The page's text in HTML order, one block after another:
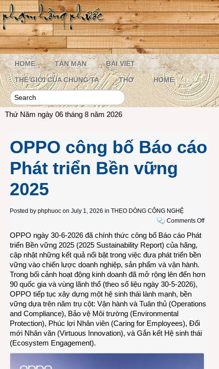
HOME TẢN MẠN BÀI VIẾT
THẾ GIỚI CỦA CHÚNG TA THƠ HOME
Thứ Năm ngày 06 tháng 8 năm 2026
OPPO công bố Báo cáo
Phát triển Bền vững
2025
Posted by phphuoc on July 1, 2026 in THEO DÒNG CÔNG NGHỆ
Comments Offon
Phát
vững
OPPO ngày 30-6-2026 đã chính thức công bố Báo cáo Phát
triển Bền vững 2025 (2025 Sustainability Report) của hãng,
cập nhật những kết quả nổi bật trong việc đưa phát triển bền
vững vào chiến lược doanh nghiệp, sản phẩm và vận hành.
Trong bối cảnh hoạt động kinh doanh đã mở rộng lên đến hơn
90 quốc gia và vùng lãnh thổ (theo số liệu ngày 30-5-2026),
OPPO tiếp tục xây dựng một hệ sinh thái lành mạnh, bền
vững dựa trên năm trụ cột: Vận hành và Tuân thủ (Operations
and Compliance), Bảo vệ Môi trường (Environmental
Protection), Phúc lợi Nhân viên (Caring for Employees), Đổi
mới Nhân văn (Virtuous Innovation), và Gắn kết Hệ sinh thái
(Ecosystem Engagement).